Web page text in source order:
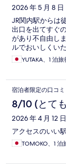
2026 年 5 月 8 日
JR関内駅からは
出口を出てすぐ
があり不自由し
ルでおいしくい
YUTAKA、1 泊旅
宿泊者限定の口コミ
8/10 (とて
2026 年 4 月 12 日
アクセスのいい
TOMOKO、1 泊